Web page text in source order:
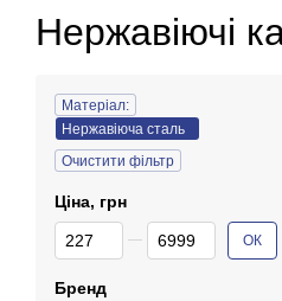
Нержавіючі
Матеріал:
Нержавіюча сталь
Очистити фільтр
Ціна, грн
От Ціна, грн
До Ціна, грн ОК
Бренд